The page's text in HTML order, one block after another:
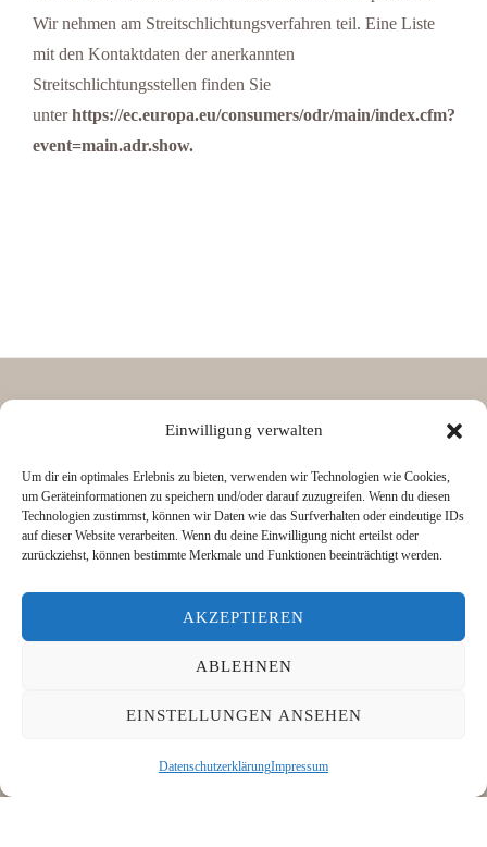
Einwilligung verwalten
Um dir ein optimales Erlebnis zu bieten, verwenden wir Technologien wie Cookies,
um Geräteinformationen zu speichern und/oder darauf zuzugreifen. Wenn du diesen
Technologien zustimmst, können wir Daten wie das Surfverhalten oder eindeutige IDs
auf dieser Website verarbeiten. Wenn du deine Einwilligung nicht erteilst oder
zurückziehst, können bestimmte Merkmale und Funktionen beeinträchtigt werden.
AKZEPTIEREN
ABLEHNEN
EINSTELLUNGEN ANSEHEN
DatenschutzerklärungImpressum
Wir nehmen am Streitschlichtungsverfahren teil. Eine Liste
mit den Kontaktdaten der anerkannten
Streitschlichtungsstellen finden Sie
unterhttps://ec.europa.eu/consumers/odr/main/index.cfm?
event=main.adr.show.
1160 Wien
0670 5500085
Facebook